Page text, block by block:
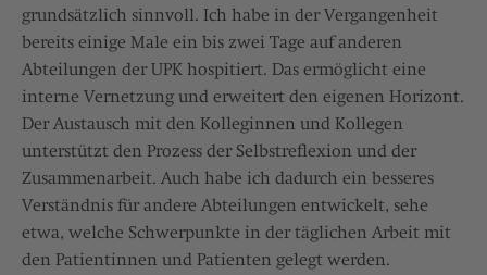
grundsätzlich sinnvoll. Ich habe in der Vergangenheit
bereits einige Male ein bis zwei Tage auf anderen
Abteilungen der UPK hospitiert. Das ermöglicht eine
interne Vernetzung und erweitert den eigenen Horizont.
Der Austausch mit den Kolleginnen und Kollegen
unterstützt den Prozess der Selbstreflexion und der
Zusammenarbeit. Auch habe ich dadurch ein besseres
Verständnis für andere Abteilungen entwickelt, sehe
etwa, welche Schwerpunkte in der täglichen Arbeit mit
den Patientinnen und Patienten gelegt werden.